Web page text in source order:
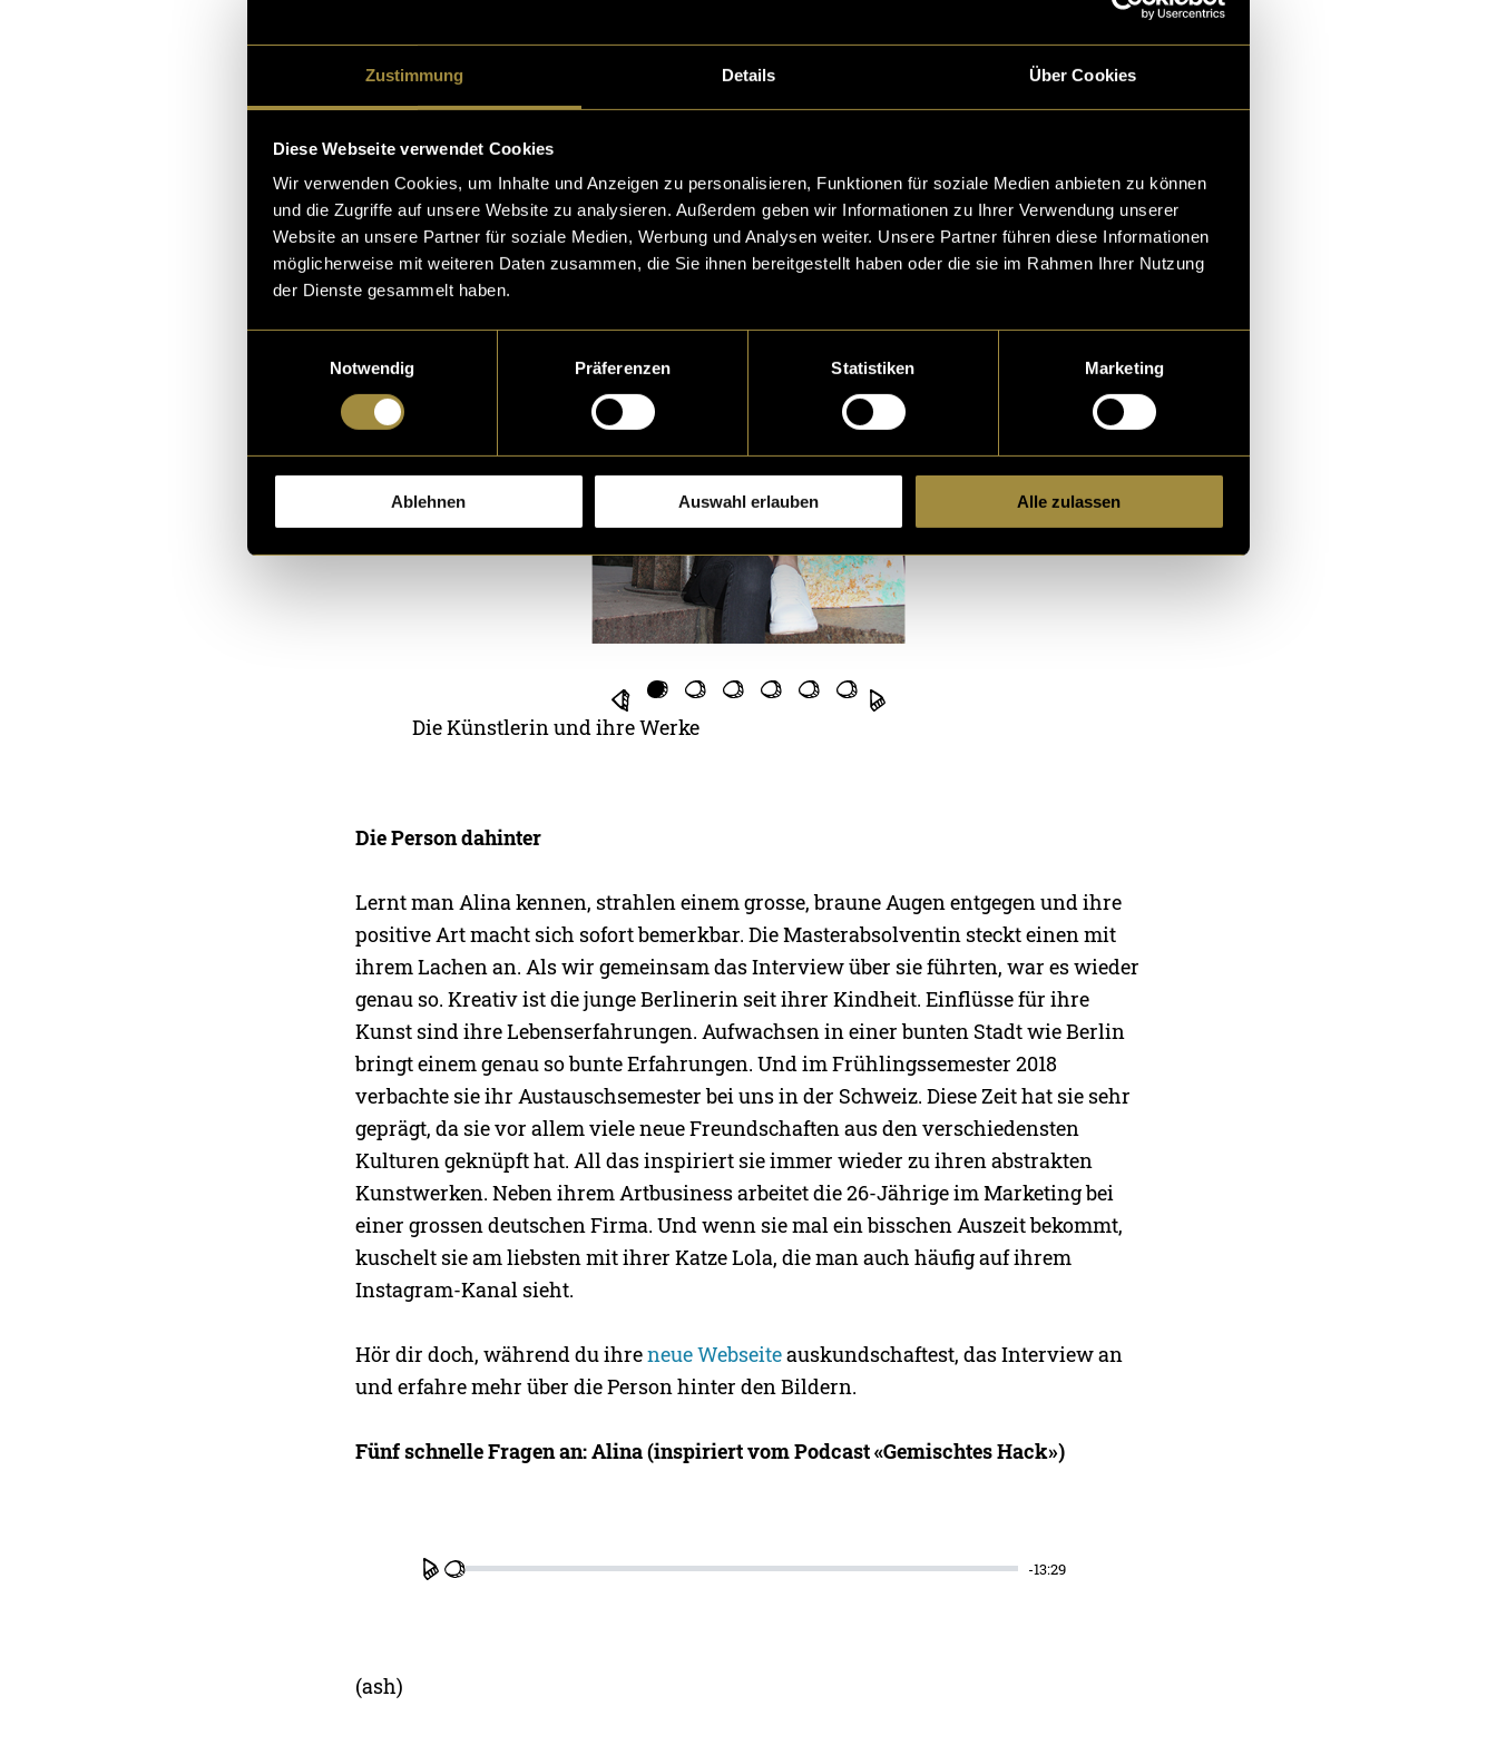
Zustimmung Details Über Cookies
Diese Webseite verwendet Cookies
Wir verwenden Cookies, um Inhalte und Anzeigen zu personalisieren, Funktionen für soziale Medien anbieten zu können
und die Zugriffe auf unsere Website zu analysieren. Außerdem geben wir Informationen zu Ihrer Verwendung unserer
Website an unsere Partner für soziale Medien, Werbung und Analysen weiter. Unsere Partner führen diese Informationen
möglicherweise mit weiteren Daten zusammen, die Sie ihnen bereitgestellt haben oder die sie im Rahmen Ihrer Nutzung
der Dienste gesammelt haben.
Notwendig
Präferenzen Statistiken Marketing
Ablehnen Auswahl erlauben Alle zulassen
Die Künstlerin und ihre Werke
Die Person dahinter
Lernt man Alina kennen, strahlen einem grosse, braune Augen entgegen und ihre
positive Art macht sich sofort bemerkbar. Die Masterabsolventin steckt einen mit
ihrem Lachen an. Als wir gemeinsam das Interview über sie führten, war es wieder
genau so. Kreativ ist die junge Berlinerin seit ihrer Kindheit. Einflüsse für ihre
Kunst sind ihre Lebenserfahrungen. Aufwachsen in einer bunten Stadt wie Berlin
bringt einem genau so bunte Erfahrungen. Und im Frühlingssemester 2018
verbachte sie ihr Austauschsemester bei uns in der Schweiz. Diese Zeit hat sie sehr
geprägt, da sie vor allem viele neue Freundschaften aus den verschiedensten
Kulturen geknüpft hat. All das inspiriert sie immer wieder zu ihren abstrakten
Kunstwerken. Neben ihrem Artbusiness arbeitet die 26-Jährige im Marketing bei
einer grossen deutschen Firma. Und wenn sie mal ein bisschen Auszeit bekommt,
kuschelt sie am liebsten mit ihrer Katze Lola, die man auch häufig auf ihrem
Instagram-Kanal sieht.
Hör dir doch, während du ihreneue Webseiteauskundschaftest, das Interview an
und erfahre mehr über die Person hinter den Bildern.
Fünf schnelle Fragen an: Alina (inspiriert vom Podcast «Gemischtes Hack»)
Play
-13:29
(ash)